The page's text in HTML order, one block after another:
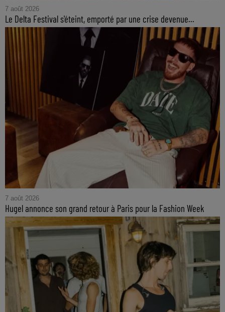
7 août 2026
Le Delta Festival s'éteint, emporté par une crise devenue...
7 août 2026
Hugel annonce son grand retour à Paris pour la Fashion Week